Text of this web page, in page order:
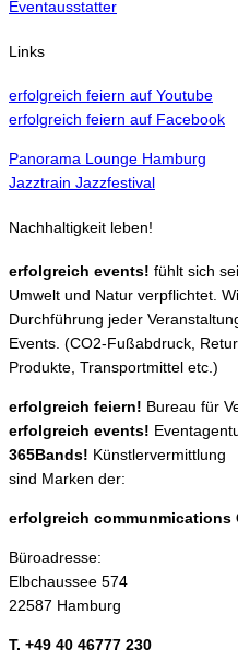
Eventausstatter
Links
erfolgreich feiern auf Youtube
erfolgreich feiern auf Facebook
Panorama Lounge Hamburg
Jazztrain Jazzfestival
Nachhaltigkeit leben!
erfolgreich events! fühlt sich
Umwelt und Natur verpflichtet.
Durchführung jeder
Events. (CO2-Fußabdruck,
Produkte, Transportmittel etc.)
erfolgreich feiern! Bureau für
erfolgreich events!
365Bands! Künstlervermittlung
sind Marken der:
erfolgreich communmications
Büroadresse:
Elbchaussee 574
22587 Hamburg
T. +49 40 46777 230